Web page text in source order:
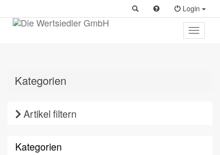
Login
Toggle
primary
Kategorien
Artikel filtern
Kategorien